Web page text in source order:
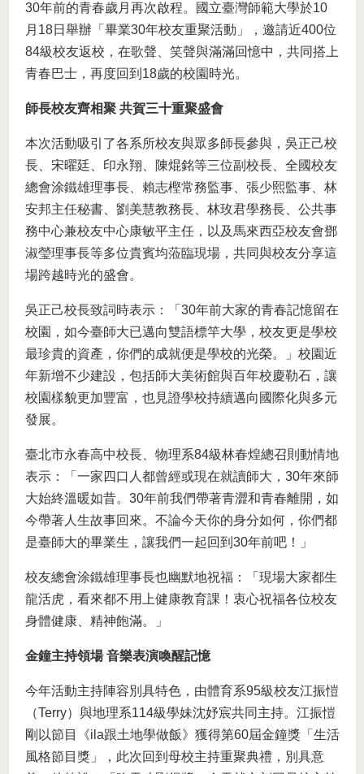
30年前的青春歲月再次啟程。國立臺灣師範大學於10
月18日舉辦「畢業30年校友重聚活動」，邀請近400位
84級校友返校，在歌聲、笑聲與滿滿回憶中，共同搭上
青春巴士，再度回到18歲的校園時光。
師長校友齊相聚 共賀三十重聚盛會
本次活動吸引了各系所校友與眾多師長參與，吳正己校
長、宋曜廷、印永翔、陳焜銘等三位副校長、全國校友
總會涂鐵雄理事長、賴志樫常務監事、張少熙監事、林
安邦主任秘書、劉美慧教務長、林玫君學務長、公共事
務中心兼校友中心康敏平主任，以及馬來西亞校友會鄧
淑瑩理事長等多位貴賓均蒞臨現場，共同與校友分享這
場跨越時光的盛會。
吳正己校長致詞時表示：「30年前大家的青春記憶留在
校園，如今臺師大已邁向雙語標竿大學，校友更是學校
最珍貴的資產，你們的成就便是學校的光榮。」校園近
年新增不少建設，包括師大美術館與百年校慶勒石，讓
校園樣貌更加豐富，也見證學校持續邁向國際化與多元
發展。
臺北市永春高中校長、物理系84級林春煌總召則動情地
表示：「一家四口人都曾經或現在就讀師大，30年來師
大始終溫暖如昔。30年前我們帶著青澀和青春離開，如
今帶著人生故事回來。不論今天你的身分如何，你們都
是臺師大的畢業生，讓我們一起回到30年前吧！」
校友總會涂鐵雄理事長也幽默地祝福：「現場大家都生
龍活虎，看來都不用上健康教育課！衷心祝福各位校友
身體健康、精神飽滿。」
金鐘主持領場 音樂表演喚醒記憶
今年活動主持陣容別具特色，由體育系95級校友江振愷
（Terry）與地理系114級學妹沈妤宸共同主持。江振愷
剛以節目《ila跟土地學做飯》獲得第60屆金鐘獎「生活
風格節目獎」，此次回到母校主持重聚典禮，別具意